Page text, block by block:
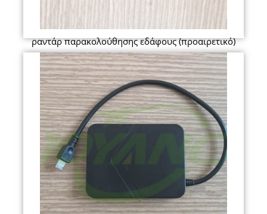
ραντάρ παρακολούθησης εδάφους (προαιρετικό)